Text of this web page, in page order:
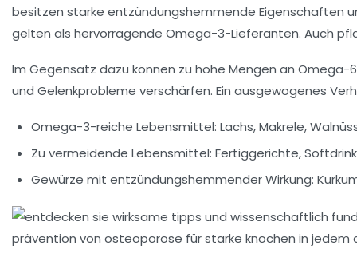
besitzen starke entzündungshemmende Eigenschaften
gelten als hervorragende Omega-3-Lieferanten. Auch
Im Gegensatz dazu können zu hohe Mengen an
und Gelenkprobleme verschärfen. Ein ausgewogenes
Omega-3-reiche Lebensmittel: Lachs, Makrele,
Zu vermeidende Lebensmittel: Fertiggerichte,
Gewürze mit entzündungshemmender Wirkung: